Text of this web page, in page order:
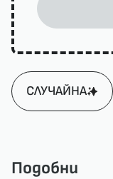
СЛУЧАЙНА
Подобни